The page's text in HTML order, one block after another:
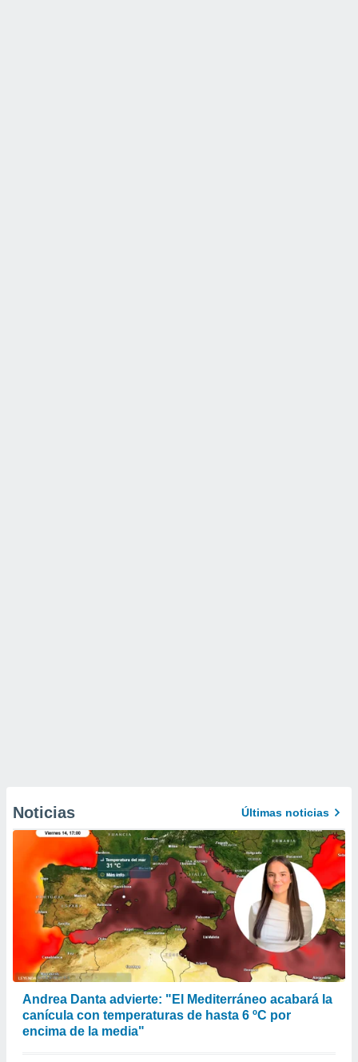
Noticias Últimas noticias
Andrea Danta advierte: "El Mediterráneo acabará la
canícula con temperaturas de hasta 6 ºC por
encima de la media"